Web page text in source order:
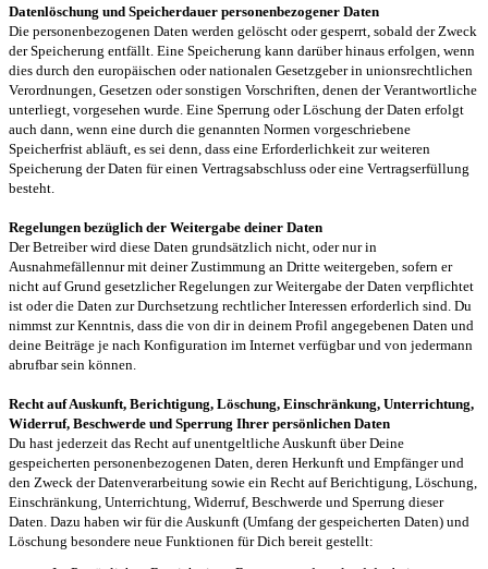
Datenlöschung und Speicherdauer personenbezogener Daten
Die personenbezogenen Daten werden gelöscht oder gesperrt, sobald der Zweck
der Speicherung entfällt. Eine Speicherung kann darüber hinaus erfolgen, wenn
dies durch den europäischen oder nationalen Gesetzgeber in unionsrechtlichen
Verordnungen, Gesetzen oder sonstigen Vorschriften, denen der Verantwortliche
unterliegt, vorgesehen wurde. Eine Sperrung oder Löschung der Daten erfolgt
auch dann, wenn eine durch die genannten Normen vorgeschriebene
Speicherfrist abläuft, es sei denn, dass eine Erforderlichkeit zur weiteren
Speicherung der Daten für einen Vertragsabschluss oder eine Vertragserfüllung
besteht.
Regelungen bezüglich der Weitergabe deiner Daten
Der Betreiber wird diese Daten grundsätzlich nicht, oder nur in
Ausnahmefällennur mit deiner Zustimmung an Dritte weitergeben, sofern er
nicht auf Grund gesetzlicher Regelungen zur Weitergabe der Daten verpflichtet
ist oder die Daten zur Durchsetzung rechtlicher Interessen erforderlich sind. Du
nimmst zur Kenntnis, dass die von dir in deinem Profil angegebenen Daten und
deine Beiträge je nach Konfiguration im Internet verfügbar und von jedermann
abrufbar sein können.
Recht auf Auskunft, Berichtigung, Löschung, Einschränkung, Unterrichtung,
Widerruf, Beschwerde und Sperrung Ihrer persönlichen Daten
Du hast jederzeit das Recht auf unentgeltliche Auskunft über Deine
gespeicherten personenbezogenen Daten, deren Herkunft und Empfänger und
den Zweck der Datenverarbeitung sowie ein Recht auf Berichtigung, Löschung,
Einschränkung, Unterrichtung, Widerruf, Beschwerde und Sperrung dieser
Daten. Dazu haben wir für die Auskunft (Umfang der gespeicherten Daten) und
Löschung besondere neue Funktionen für Dich bereit gestellt: